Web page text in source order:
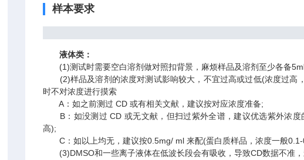
样本要求
液体类：
(1)测试时需要空白溶剂做对照扣背景，麻烦样品及溶剂至少各备
(2)样品及溶剂的浓度对测试影响较大，不宜过高或过低(浓度过高
时不对浓度进行摸索
A：如之前测过 CD 或有相关文献，建议按对应浓度准备;
B：如没测过 CD 或无文献，但扫过紫外全谱，建议优选紫外浓度
高);
C：如以上均无，建议按0.5mg/ ml 来配(蛋白质样品，浓度一般0.1-
(3)DMSO和一些离子液体在低波长段会有吸收，导致CD数据不准，